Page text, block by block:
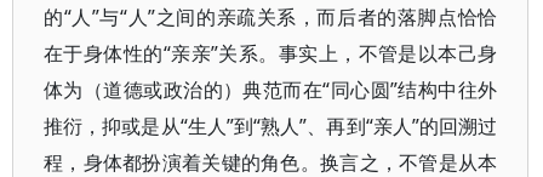
的“人”与“人”之间的亲疏关系，而后者的落脚点恰恰
在于身体性的“亲亲”关系。事实上，不管是以本己身
体为（道德或政治的）典范而在“同心圆”结构中往外
推衍，抑或是从“生人”到“熟人”、再到“亲人”的回溯过
程，身体都扮演着关键的角色。换言之，不管是从本